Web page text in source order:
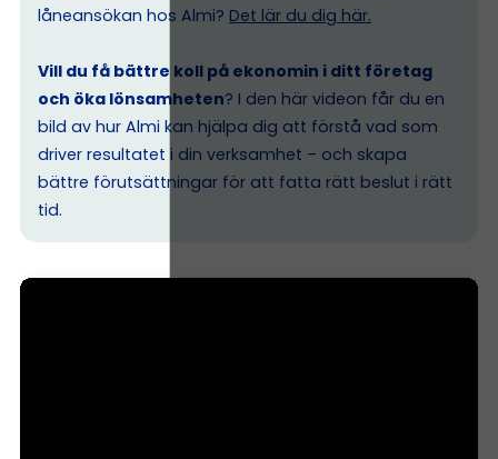
låneansökan hos Almi? Det lär du dig här.
Vill du få bättre koll på ekonomin i ditt företag
och öka lönsamheten? I den här videon får du en
bild av hur Almi kan hjälpa dig att förstå vad som
driver resultatet i din verksamhet – och skapa
bättre förutsättningar för att fatta rätt beslut i rätt
tid.